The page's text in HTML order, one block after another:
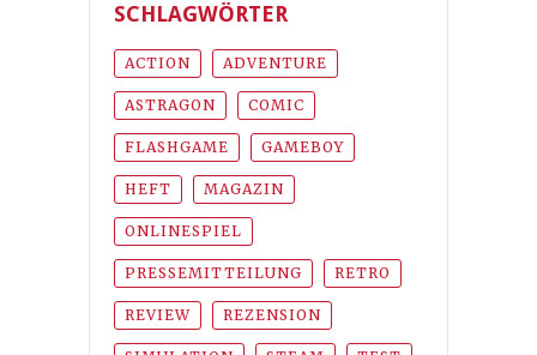
SCHLAGWÖRTER
ACTION ADVENTURE
ASTRAGON COMIC
FLASHGAME GAMEBOY
HEFT MAGAZIN
ONLINESPIEL
PRESSEMITTEILUNG RETRO
REVIEW REZENSION